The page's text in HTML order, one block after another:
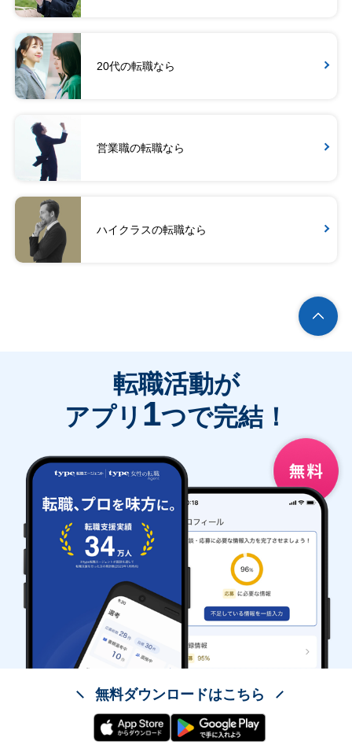
20代の転職なら
営業職の転職なら
ハイクラスの転職なら
転職活動が
アプリ 1つで完結！
無料ダウンロードはこちら